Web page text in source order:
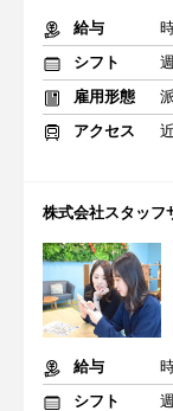
給与
シフト
雇用形態
アクセス
株式会社スタッフ
給与
シフト